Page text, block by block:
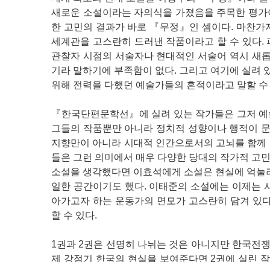
새로운 소설이라는 자의식을 가졌음을 주목한 평
한 고민의 결과가 바로 『무정』인 셈이다. 마찬
세계관을 고스란히 드러낸 작품이라고 할 수 있다
관찰자 시점의 서술자나 현대적인 서술어 역시 새
기라 말하기에 부족함이 없다. 그리고 여기에 실려
위해 전력을 다했던 예술가들의 흔적이라고 말할 수
『한국단편문학선』에 실려 있는 작가들은 그저
그들의 작품뿐만 아니라 정치적 성향이나 행적이
지향만이 아니라 시대적 인간으로서의 고뇌를 함
들은 그런 의미에서 매우 다양한 당대의 작가적 고
소설을 생각했다면 이효석에게 소설은 현실에 억
일한 공간이기도 했다. 이태준의 소설에는 이제는
아가고자 하는 운동가의 면모가 고스란히 담겨 있
할 수 있다.
1권과 2권은 선명히 나뉘는 것은 아니지만 한국전
제 강점기 한국의 현실을 보여준다면 2권에 실린